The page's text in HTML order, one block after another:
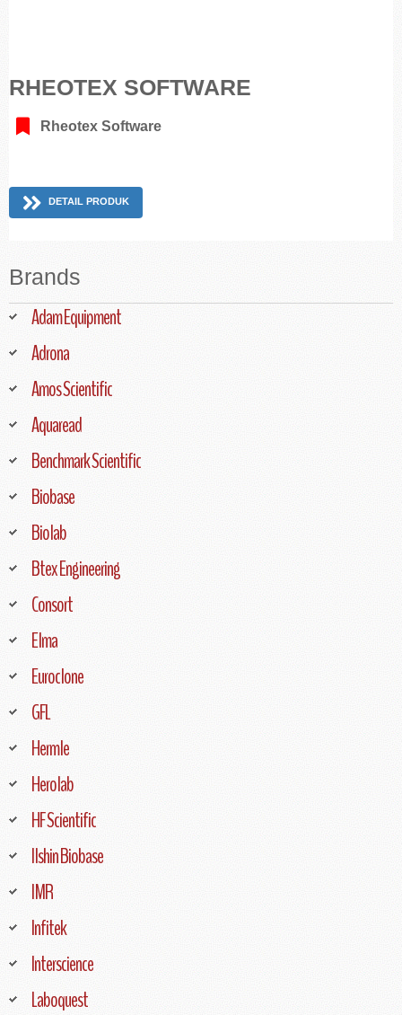
RHEOTEX SOFTWARE
Rheotex Software
DETAIL PRODUK
Brands
Adam Equipment
Adrona
Amos Scientific
Aquaread
Benchmark Scientific
Biobase
Biolab
Btex Engineering
Consort
Elma
Euroclone
GFL
Hermle
Herolab
HF Scientific
Ilshin Biobase
IMR
Infitek
Interscience
Laboquest